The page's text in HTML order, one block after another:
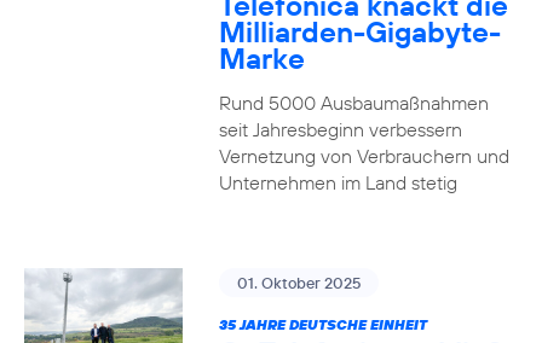
Milliarden-Gigabyte-
Marke
Rund 5000 Ausbaumaßnahmen
seit Jahresbeginn verbessern
Vernetzung von Verbrauchern und
Unternehmen im Land stetig
01. Oktober 2025
35 JAHRE DEUTSCHE EINHEIT